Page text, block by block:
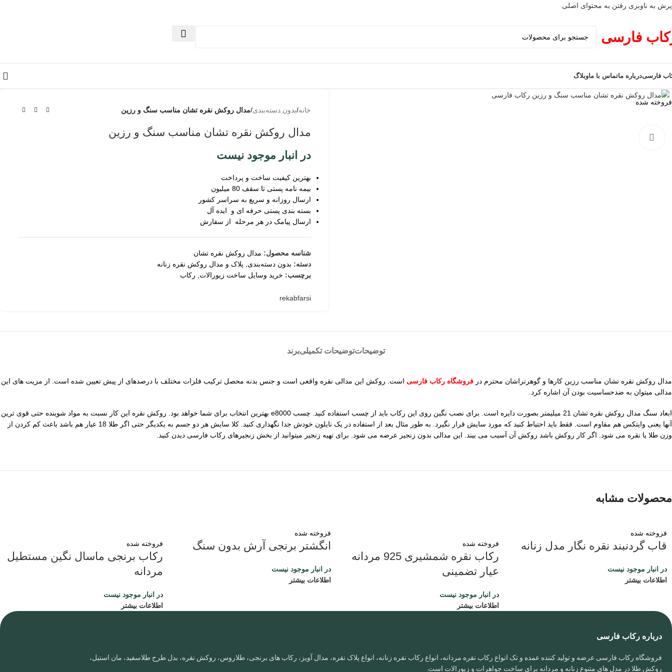
پرش به ناوبری رفتن به محتوای اصلی
فارسی
فارسیدرباره ماتماس با ماوبلاگ
فروخته شده
خانه/بدون دسته‌بندی/مدال روکش نقره تشان مناسب سنگ و رزین
مدال روکش نقره تشان مناسب سنگ و رزین
در انبار موجود نیست
بهترین کیفیت ساخت و پرداخت
بیمه نامه پستی تا سقف 80 میلیون
ارسال روزانه و سریع به سراسر کشور
بسته بندی پستی حرفه ای و ایده آل
ارسال پیامک در هر مرحله از سفارش
شناسه محصول: مدال روکش نقره تشان
دسته: بدون دسته‌بندی
پلاک و مدال روکش نقره زنانه
برچسب: خرید وسایل ساخت زیورالات رکاب
rekabfarsi
توضیحاتتوضیحات تکمیلیبرند
مدال روکش نقره تشان مناسب رزین کارها و گوهرتراشان محترم در فروشگاه رکاب فارسی است. روکش این مدالی نقره واقعی است و جنس بدنه محصل ترکیب فلزات مختلف با درصدهای از پیش تعیین شده است. از مزیت های این
مدالی میتوان به ضدحساسیت بودن آن اشاره کرد.
ابعاد سنگ مدال روکش نقره تشان 21 میلیمتر بصورت دایره است. برای نصب نگین روی این رکاب باید از چسب استفاده کنید. چسب e8000 بهترین انتخاب برای شما خواهد بود. روکش نقره این کار نسبت به مواد شوینده حتی قوی ترین
آنها یعنی وایتکس هم مقاوم است. فقط باید احتیاط کنید که مورد سایش قرار نگیرد. به طور مثال بعد از استفاده در یک نایلون خودش جدا نگهداری کنید. کلا سایش هر دو جسم به یکدیگر حتی اگر طلا 18 عیار هم باشد باعث کم کردن از
وزن طلا یا نقره می شود. اگر کار روکش باشد روکش آن آسیب می بیند. این مدالی بدون زنجیر عرضه می شود. برای تهیه زنجیر میتوانید از بخش زنجیرهای رکاب فارسی دیدن کنید.
محصولات مشابه
فروخته شده
قاب گردنبند نقره نگار مدل زنانه
در انبار موجود نیست
اطلاعات بیشتر
فروخته شده
رکاب نقره شمشیری 925 مردانه
عیار تضمینی
در انبار موجود نیست
اطلاعات بیشتر
فروخته شده
انگشتر برنجی آرش بدون سنگ
در انبار موجود نیست
اطلاعات بیشتر
فروخته شده
رکاب برنجی ماسال نگین مستطیل
مردانه
در انبار موجود نیست
اطلاعات بیشتر
درباره رکاب فارسی
فروشگاه رکاب فارسی عرضه و تولید کننده عمده و تک انواع رکاب نقره مردانه، انواع رکاب نقره زنانه، انواع پلاک نقره، مدال آویز، رکاب های برنجی، طلاروس، روکش نقره، بدل طرح طلاسفید، مان استیل،
روکش طلا در مدل های متنوع زنانه و مردانه برای ساخت جواهرات و زیورالات است.